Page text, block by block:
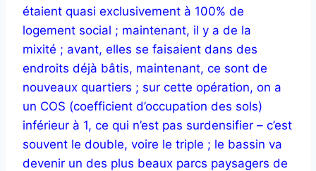
étaient quasi exclusivement à 100% de
logement social ; maintenant, il y a de la
mixité ; avant, elles se faisaient dans des
endroits déjà bâtis, maintenant, ce sont de
nouveaux quartiers ; sur cette opération, on a
un COS (coefficient d’occupation des sols)
inférieur à 1, ce qui n’est pas surdensifier – c’est
souvent le double, voire le triple ; le bassin va
devenir un des plus beaux parcs paysagers de